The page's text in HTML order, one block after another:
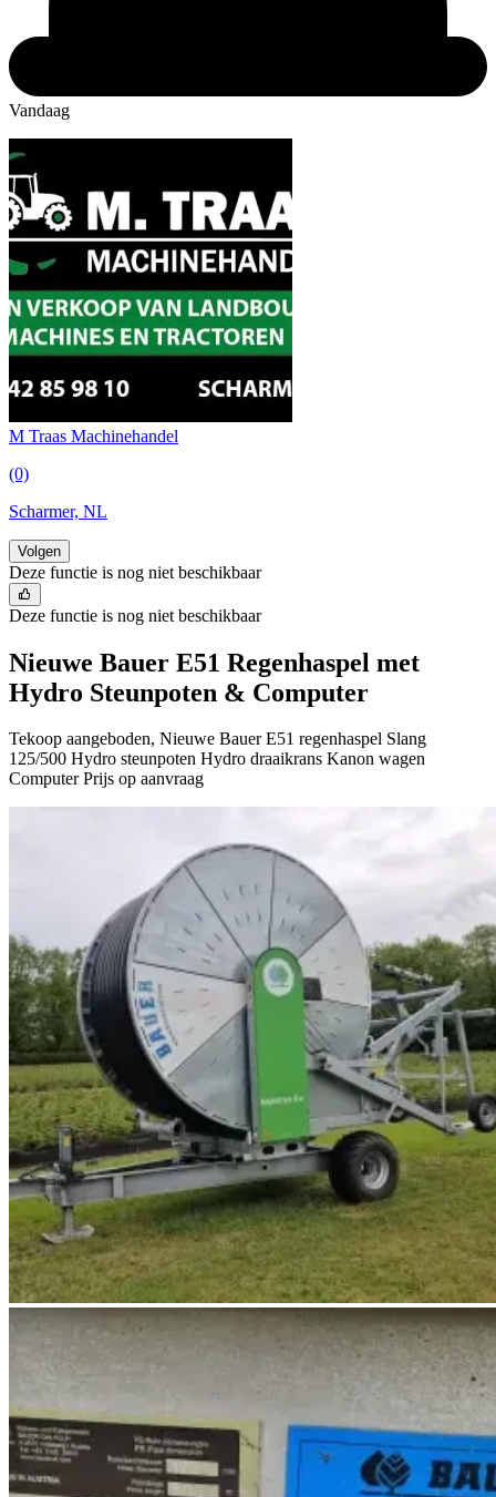
Vandaag
M Traas Machinehandel
(0)
Scharmer, NL
Volgen
Deze functie is nog niet beschikbaar
Deze functie is nog niet beschikbaar
Nieuwe Bauer E51 Regenhaspel met
Hydro Steunpoten & Computer
Tekoop aangeboden, Nieuwe Bauer E51 regenhaspel Slang
125/500 Hydro steunpoten Hydro draaikrans Kanon wagen
Computer Prijs op aanvraag